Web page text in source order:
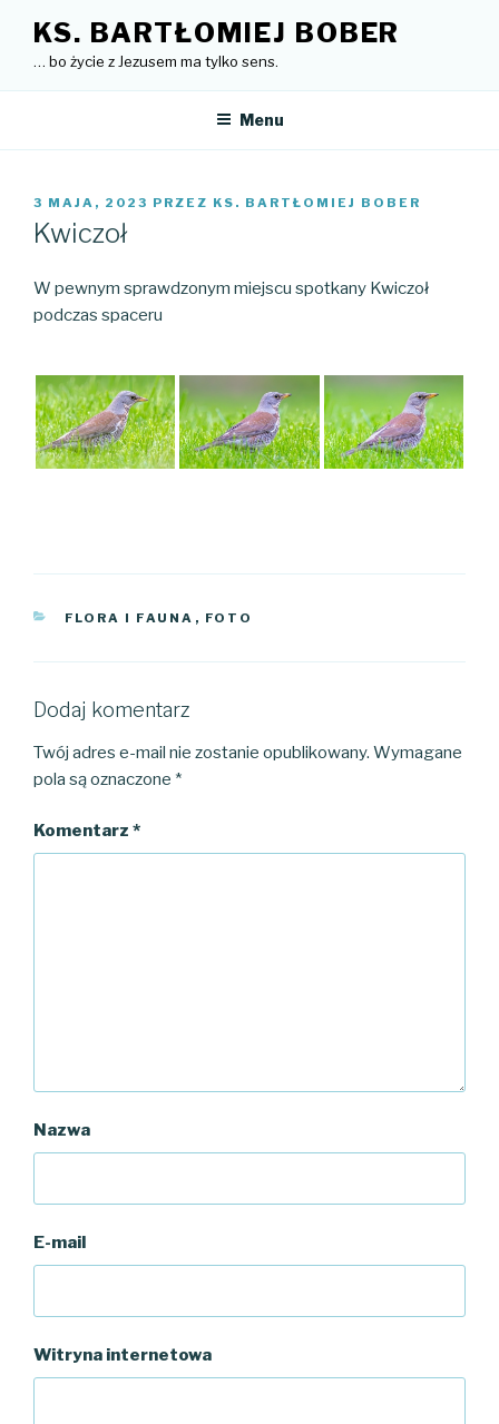
treści
KS. BARTŁOMIEJ BOBER
… bo życie z Jezusem ma tylko sens.
Menu
OPUBLIKOWANE
W
3 MAJA, 2023 PRZEZ KS. BARTŁOMIEJ BOBER
Kwiczoł
W pewnym sprawdzonym miejscu spotkany Kwiczoł
podczas spaceru
KATEGORIE
FLORA I FAUNA , FOTO
Dodaj komentarz
Twój adres e-mail nie zostanie opublikowany. Wymagane
pola są oznaczone *
Komentarz *
Nazwa
E-mail
Witryna internetowa